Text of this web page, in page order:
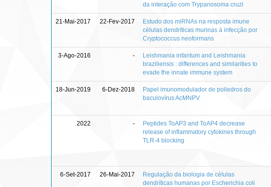
da interação com Trypanosoma cruzi
21-Mai-2017 22-Fev-2017
Estudo dos miRNAs na resposta imune
células dendríticas murinas à infecção por
Cryptococcus neoformans
3-Ago-2016 -
Leishmania infantum and Leishmania
braziliensis : differences and similarities to
evade the innate immune system
18-Jun-2019 6-Dez-2018
Papel imunomodulador de poliedros do
baculovírus AcMNPV
2022 -
Peptides ToAP3 and ToAP4 decrease
release of inflammatory cytokines through
TLR-4 blocking
6-Set-2017 26-Mai-2017
Regulação da biologia de células
dendríticas humanas por Escherichia coli